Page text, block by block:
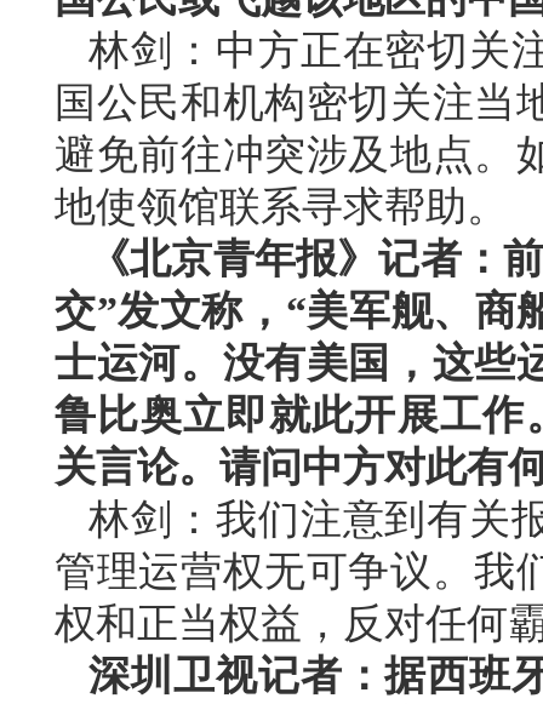
林剑：中方正在密切关
国公民和机构密切关注当
避免前往冲突涉及地点。
地使领馆联系寻求帮助。
《北京青年报》记者：
交”发文称，“美军舰、商
士运河。没有美国，这些
鲁比奥立即就此开展工
关言论。请问中方对此有
林剑：我们注意到有关
管理运营权无可争议。我
权和正当权益，反对任何
深圳卫视记者：据西班